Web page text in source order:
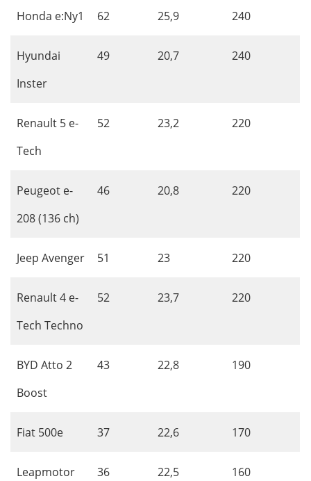
Honda e:Ny1 62 25,9 240
Hyundai
Inster
49 20,7 240
Renault 5 e-
Tech
52 23,2 220
Peugeot e-
208 (136 ch)
46 20,8 220
Jeep Avenger 51 23 220
Renault 4 e-
Tech Techno
52 23,7 220
BYD Atto 2
Boost
43 22,8 190
Fiat 500e 37 22,6 170
Leapmotor
36 22,5 160